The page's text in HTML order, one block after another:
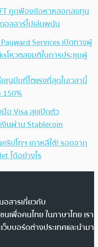
ถูกฟ้องข้อหาหลอกลงทุน
อลลาร์ไปเล่นพนัน
Services เปิดทางผู้
โหวตลงมติในการประชุมผู้
ญมีมที่โตแรงที่สุดในเวลานี้
150%
อ Visa ลุยเปิดตัว
งินผ่าน Stablecoin
ริปโทฯ เกาหลีใต้! รอดจาก
ได้อย่างไร
อสารเกี่ยวกับ
เพื่อคนไทย ในภาษาไทย เรา
บบอร์ดต่างประเทศและนำมา